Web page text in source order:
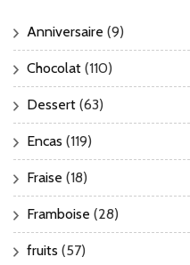
Anniversaire (9)
Chocolat (110)
Dessert (63)
Encas (119)
Fraise (18)
Framboise (28)
fruits (57)